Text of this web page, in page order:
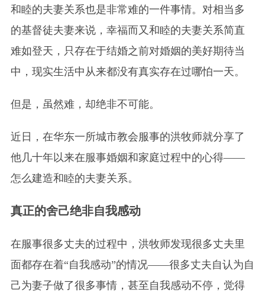
和睦的夫妻关系也是非常难的一件事情。对相当多
的基督徒夫妻来说，幸福而又和睦的夫妻关系简直
难如登天，只存在于结婚之前对婚姻的美好期待当
中，现实生活中从来都没有真实存在过哪怕一天。
但是，虽然难，却绝非不可能。
近日，在华东一所城市教会服事的洪牧师就分享了
他几十年以来在服事婚姻和家庭过程中的心得——
怎么建造和睦的夫妻关系。
真正的舍己绝非自我感动
在服事很多丈夫的过程中，洪牧师发现很多丈夫里
面都存在着“自我感动”的情况——很多丈夫自认为自
己为妻子做了很多事情，甚至自我感动不停，觉得